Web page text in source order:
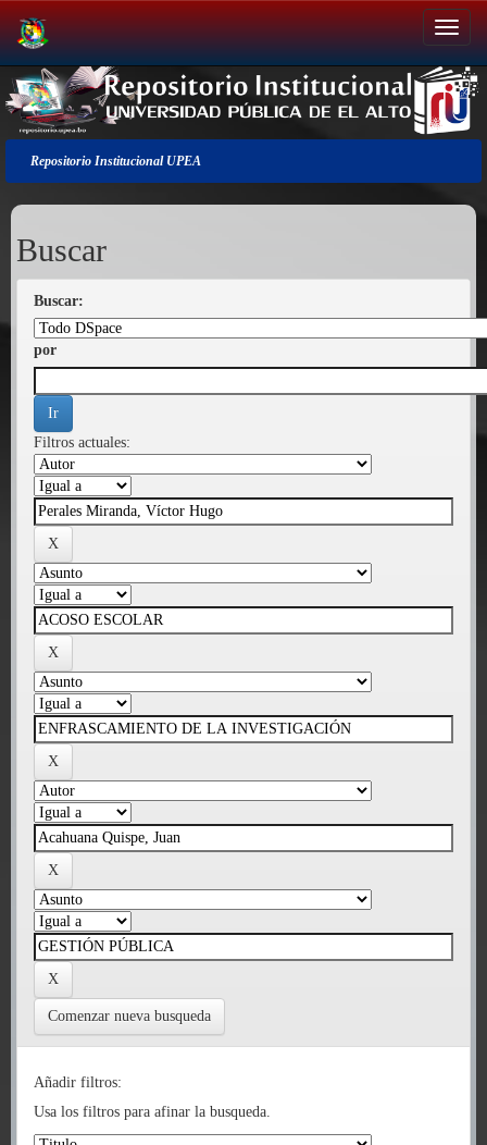
Salir
de
la
navegación
Repositorio Institucional UPEA
Buscar
Buscar:
por
Filtros actuales:
Comenzar nueva busqueda
Añadir filtros:
Usa los filtros para afinar la busqueda.